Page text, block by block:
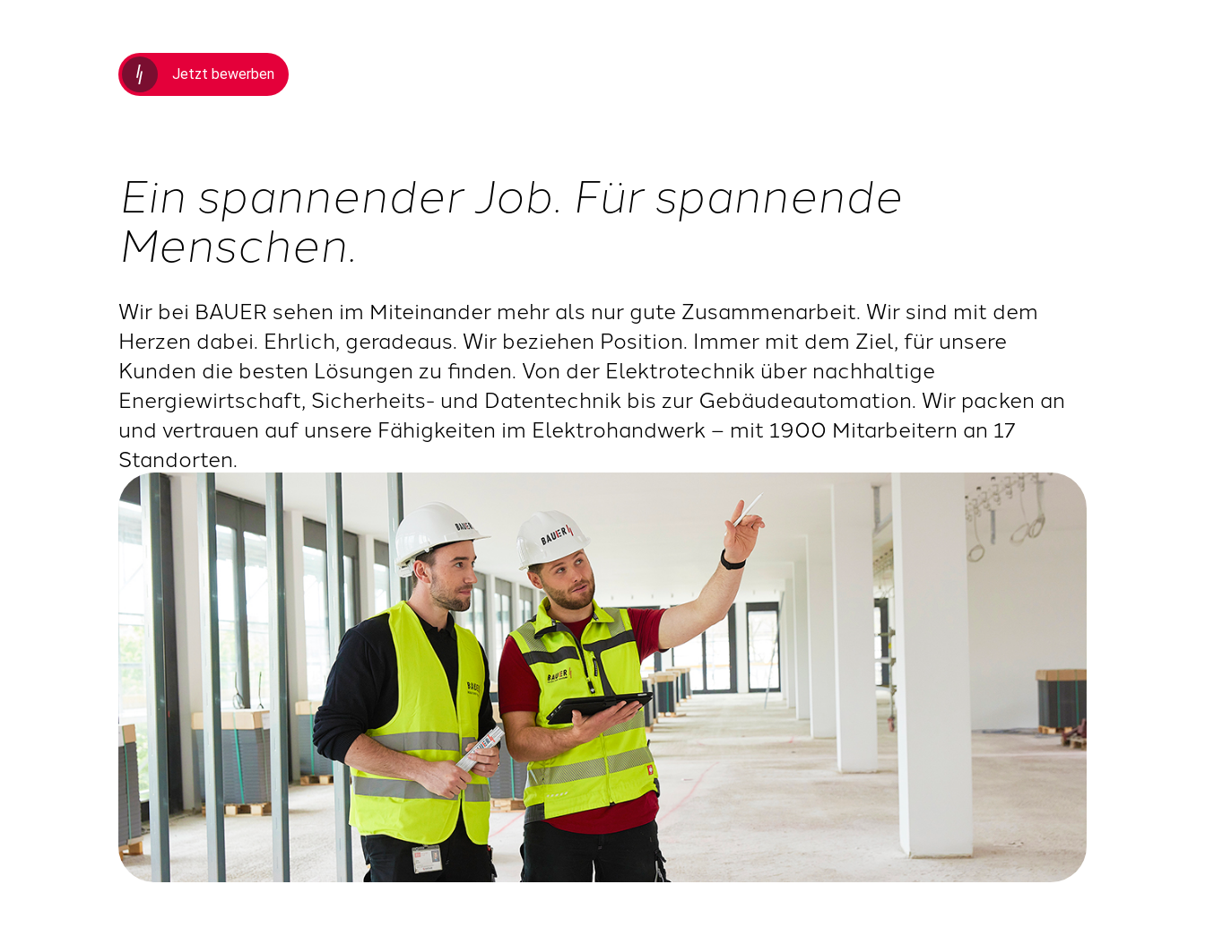
Jetzt bewerben
Ein spannender Job. Für spannende
Menschen.
Wir bei BAUER sehen im Miteinander mehr als nur gute Zusammenarbeit. Wir sind mit dem
Herzen dabei. Ehrlich, geradeaus. Wir beziehen Position. Immer mit dem Ziel, für unsere
Kunden die besten Lösungen zu finden. Von der Elektrotechnik über nachhaltige
Energiewirtschaft, Sicherheits- und Datentechnik bis zur Gebäudeautomation. Wir packen an
und vertrauen auf unsere Fähigkeiten im Elektrohandwerk – mit 1900 Mitarbeitern an 17
Standorten.